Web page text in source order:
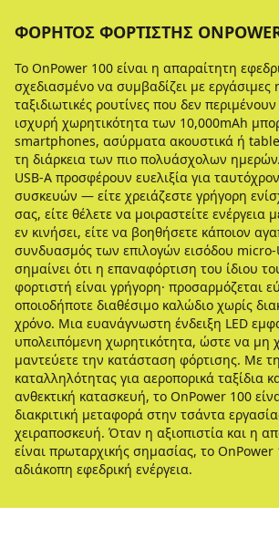
ΦΟΡΗΤΌΣ ΦΟΡΤΙΣΤΉΣ
Το OnPower 100 είναι η απαραίτητη
σχεδιασμένο να συμβαδίζει με εργάσιμες
ταξιδιωτικές ρουτίνες που δεν
ισχυρή χωρητικότητα των 10,000mAh
smartphones, ασύρματα ακουστικά ή
τη διάρκεια των πιο πολυάσχολων
USB-A προσφέρουν ευελιξία για
συσκευών — είτε χρειάζεστε γρήγορη
σας, είτε θέλετε να μοιραστείτε
εν κινήσει, είτε να βοηθήσετε κάποιον
συνδυασμός των επιλογών εισόδου micro-
σημαίνει ότι η επαναφόρτιση του ίδιου
φορτιστή είναι γρήγορη· προσαρμόζεται
οποιοδήποτε διαθέσιμο καλώδιο χωρίς
χρόνο. Μια ευανάγνωστη ένδειξη LED
υπολειπόμενη χωρητικότητα, ώστε να μη
μαντεύετε την κατάσταση φόρτισης. Με
καταλληλότητας για αεροπορικά ταξίδια
ανθεκτική κατασκευή, το OnPower 100
διακριτική μεταφορά στην τσάντα
χειραποσκευή. Όταν η αξιοπιστία και η
είναι πρωταρχικής σημασίας, το OnPower
αδιάκοπη εφεδρική ενέργεια.